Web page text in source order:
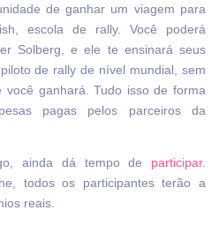
de ganhar um viagem para
escola de rally. Você poderá
Solberg, e ele te ensinará seus
de rally de nível mundial, sem
ganhará. Tudo isso de forma
pagas pelos parceiros da
ainda dá tempo de participar.
todos os participantes terão a
reais.